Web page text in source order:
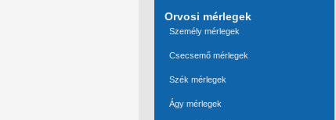
Orvosi mérlegek
Személy mérlegek
Csecsemő mérlegek
Szék mérlegek
Ágy mérlegek